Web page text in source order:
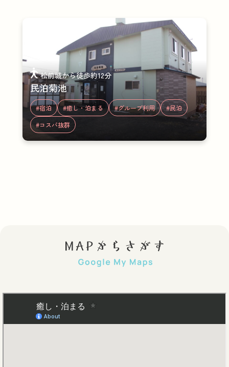
松前城から徒歩約12分
民泊菊池
#宿泊 #癒し・泊まる #グループ利用
#民泊
#コスパ抜群